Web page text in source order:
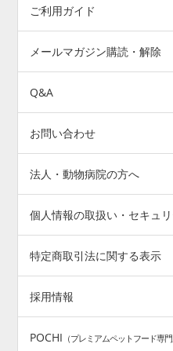
ご利用ガイド
メールマガジン購読・解除
Q&A
お問い合わせ
法人・動物病院の方へ
個人情報の取扱い・セキュ
特定商取引法に関する表示
採用情報
POCHI （プレミアムペットフード専門